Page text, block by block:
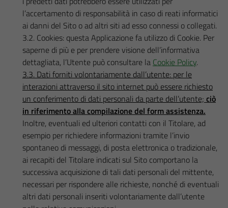
l’accertamento di responsabilità in caso di reati informatici
ai danni del Sito o ad altri siti ad esso connessi o collegati.
3.2. Cookies: questa Applicazione fa utilizzo di Cookie. Per
saperne di più e per prendere visione dell’informativa
dettagliata, l’Utente può consultare la Cookie Policy.
3.3. Dati forniti volontariamente dall’utente: per le
interazioni attraverso il sito internet può essere richiesto
un conferimento di dati personali da parte dell’utente; ciò
in riferimento alla compilazione del form assistenza.
Inoltre, eventuali ed ulteriori contatti con il Titolare, ad
esempio per richiedere informazioni tramite l’invio
spontaneo di messaggi, di posta elettronica o tradizionale,
ai recapiti del Titolare indicati sul Sito comportano la
successiva acquisizione di tali dati personali del mittente,
necessari per rispondere alle richieste, nonché di eventuali
altri dati personali inseriti volontariamente dall’utente